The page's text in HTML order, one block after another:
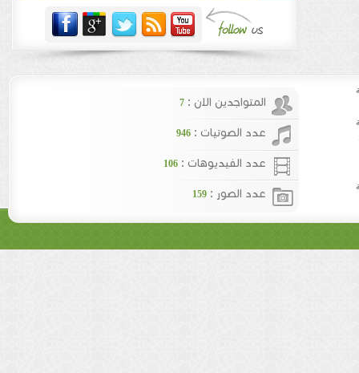
المتواجدين الان : 7
عدد الصوتيات : 946
عدد الفيديوهات : 106
عدد الصور : 159